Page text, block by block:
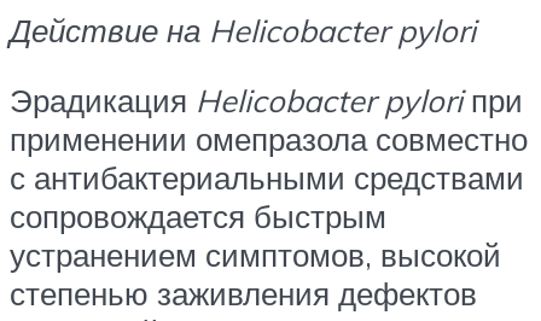
Действие на Helicobacter pylori
Эрадикация Helicobacter pyloriпри
применении омепразола совместно
с антибактериальными средствами
сопровождается быстрым
устранением симптомов, высокой
степенью заживления дефектов